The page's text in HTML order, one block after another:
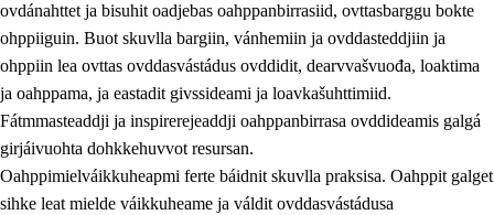
3. Skuvlla praksisa prinsihpat
Fátmmasteaddji oahppanbiras
3.2 Oahpaheapmi ja heivehuvvon oahpahus
3.3 Ovttasbargu ruovttu ja skuvlla gaskka
ovdánahttet ja bisuhit oadjebas oahppanbirrasiid, ovttasbarggu bokte
ohppiiguin. Buot skuvlla bargiin, vánhemiin ja ovddasteddjiin ja
ohppiin lea ovttas ovddasvástádus ovddidit, dearvvašvuođa, loaktima
ja oahppama, ja eastadit givssideami ja loavkašuhttimiid.
Fátmmasteaddji ja inspirerejeaddji oahppanbirrasa ovddideamis galgá
girjáivuohta dohkkehuvvot resursan.
Oahppimielváikkuheapmi ferte báidnit skuvlla praksisa. Oahppit galget
sihke leat mielde váikkuheame ja váldit ovddasvástádusa